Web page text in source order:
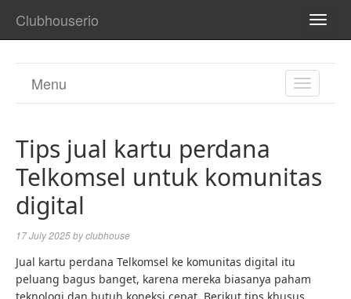
Clubhouserio
TOGGLE
Menu
Tips jual kartu perdana
Telkomsel untuk komunitas
digital
17 July 2025byclubhouse
Jual kartu perdana Telkomsel ke komunitas digital itu
peluang bagus banget, karena mereka biasanya paham